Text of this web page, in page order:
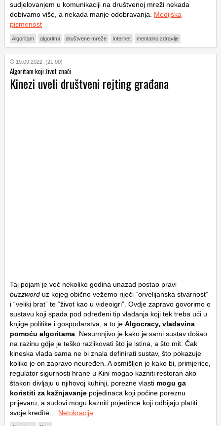
sudjelovanjem u komunikaciji na društvenoj mreži nekada
dobivamo više, a nekada manje odobravanja. Medijska
pismenost
Algoritam algoritmi društvene mreže Internet mentalno zdravlje
19.09.2022. (21:00)
Algoritam koji život znači
Kinezi uveli društveni rejting građana
Taj pojam je već nekoliko godina unazad postao pravi
buzzword uz kojeg obično vežemo riječi “orvelijanska stvarnost”
i “veliki brat” te “život kao u videoigri”. Ovdje zapravo govorimo o
sustavu koji spada pod određeni tip vladanja koji tek treba ući u
knjige politike i gospodarstva, a to je Algocracy, vladavina
pomoću algoritama . Nesumnjivo je kako je sami sustav došao
na razinu gdje je teško razlikovati što je istina, a što mit. Čak
kineska vlada sama ne bi znala definirati sustav, što pokazuje
koliko je on zapravo neuređen. A osmišljen je kako bi, primjerice,
regulator sigurnosti hrane u Kini mogao kazniti restoran ako
štakori divljaju u njihovoj kuhinji, porezne vlasti mogu ga
koristiti za kažnjavanje pojedinaca koji počine poreznu
prijevaru, a sudovi mogu kazniti pojedince koji odbijaju platiti
svoje kredite… Netokracija